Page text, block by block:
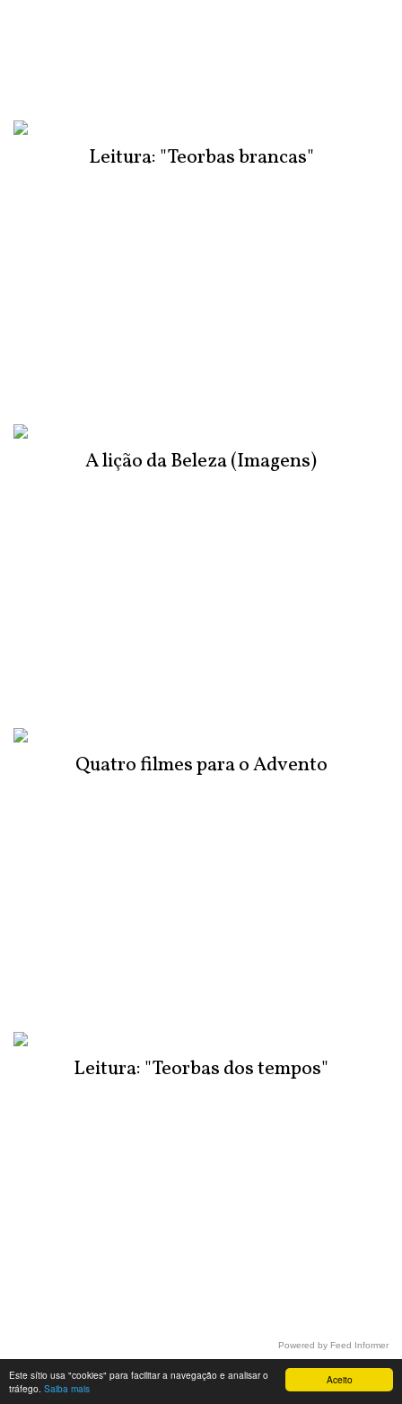
Aceito
Este sítio usa "cookies" para facilitar a navegação e analisar o
tráfego. Saiba mais
Leitura: "Teorbas brancas"
A lição da Beleza (Imagens)
Quatro filmes para o Advento
Leitura: "Teorbas dos tempos"
Powered by Feed Informer